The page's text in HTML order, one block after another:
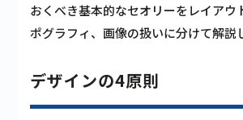
おくべき基本的なセオリーをレイアウ
ポグラフィ、画像の扱いに分けて解説
デザインの4原則